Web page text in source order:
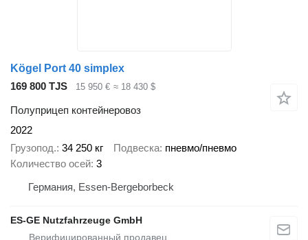
Kögel Port 40 simplex
169 800 TJS
15 950 € ≈ 18 430 $
Полуприцеп контейнеровоз
2022
Грузопод. 34 250 кг Подвеска пневмо/пневмо
Количество осей 3
Германия, Essen-Bergeborbeck
ES-GE Nutzfahrzeuge GmbH